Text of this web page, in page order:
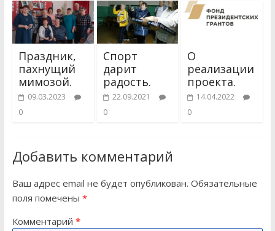
Праздник,
пахнущий
мимозой.
09.03.2023
0
Спорт
дарит
радость.
22.09.2021
0
О
реализации
проекта.
14.04.2022
0
Добавить комментарий
Ваш адрес email не будет опубликован. Обязательные
поля помечены *
Комментарий *